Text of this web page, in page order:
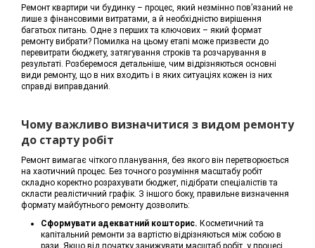
Ремонт квартири чи будинку – процес, який незмінно пов’язаний не
лише з фінансовими витратами, а й необхідністю вирішення
багатьох питань. Одне з перших та ключових – який формат
ремонту вибрати? Помилка на цьому етапі може призвести до
перевитрати бюджету, затягування строків та розчарування в
результаті. Розберемося детальніше, чим відрізняються основні
види ремонту, що в них входить і в яких ситуаціях кожен із них
справді виправданий.
Чому важливо визначитися з видом ремонту
до старту робіт
Ремонт вимагає чіткого планування, без якого він перетворюється
на хаотичний процес. Без точного розуміння масштабу робіт
складно коректно розрахувати бюджет, підібрати спеціалістів та
скласти реалістичний графік. З іншого боку, правильне визначення
формату майбутнього ремонту дозволить:
Сформувати адекватний кошторис. Косметичний та
капітальний ремонти за вартістю відрізняються між собою в
рази. Якщо від початку занижувати масштаб робіт, у процесі